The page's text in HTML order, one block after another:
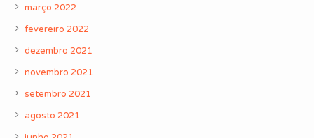
março 2022
fevereiro 2022
dezembro 2021
novembro 2021
setembro 2021
agosto 2021